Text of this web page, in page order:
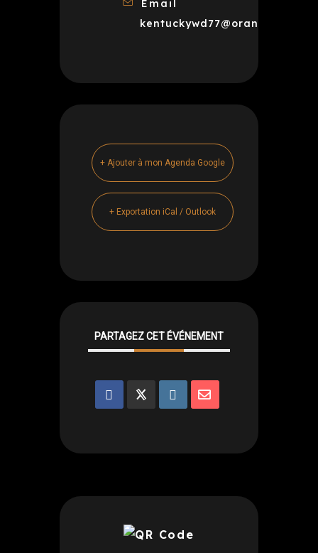
Email
kentuckywd77@orange.fr
+ Ajouter à mon Agenda Google
+ Exportation iCal / Outlook
PARTAGEZ CET ÉVÉNEMENT